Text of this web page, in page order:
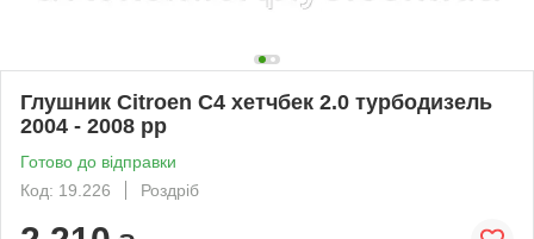
Глушник Citroen C4 хетчбек 2.0 турбодизель
2004 - 2008 рр
Готово до відправки
Код: 19.226
Роздріб